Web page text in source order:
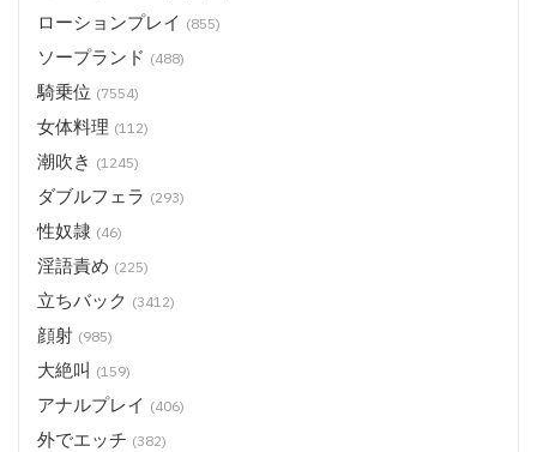
ローションプレイ (855)
ソープランド (488)
騎乗位 (7554)
女体料理 (112)
潮吹き (1245)
ダブルフェラ (293)
性奴隷 (46)
淫語責め (225)
立ちバック (3412)
顔射 (985)
大絶叫 (159)
アナルプレイ (406)
外でエッチ (382)